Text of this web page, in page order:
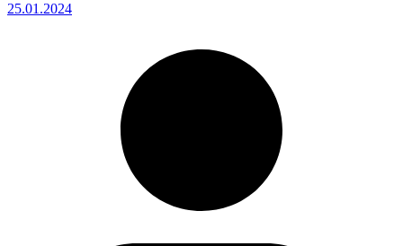
25.01.2024